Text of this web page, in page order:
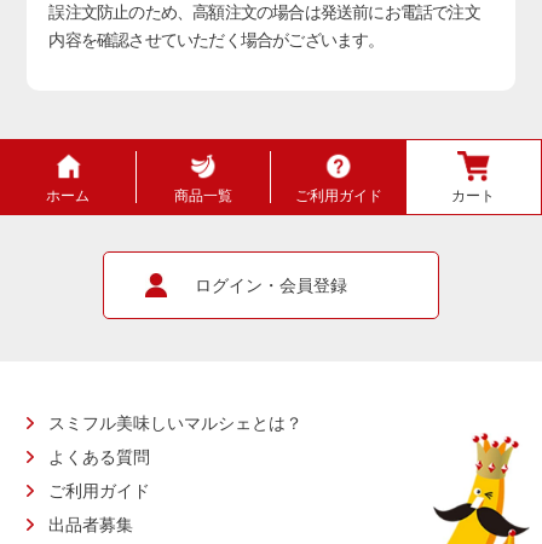
誤注文防止のため、高額注文の場合は発送前にお電話で注文
内容を確認させていただく場合がございます。
ホーム 商品一覧 ご利用ガイド カート
ログイン・会員登録
スミフル美味しいマルシェとは？
よくある質問
ご利用ガイド
出品者募集